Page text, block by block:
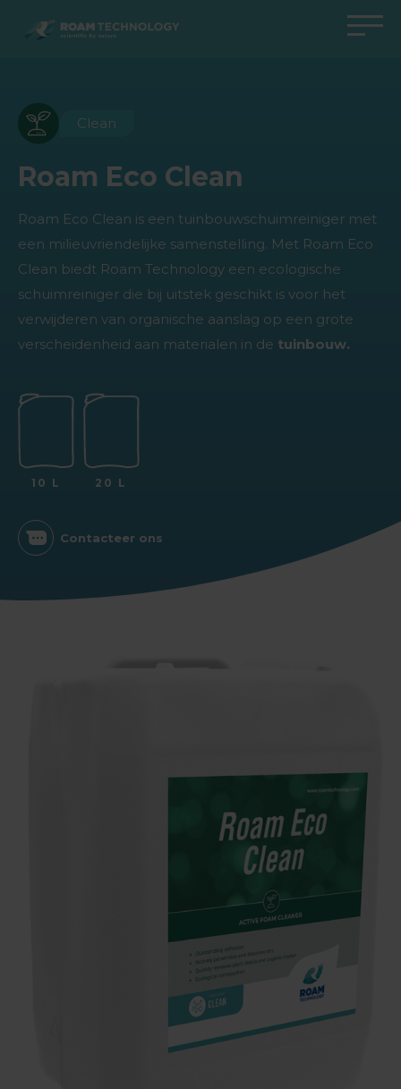
ROAM
Agro Solutions
Producten
Alle cases
Livestock Solutions
Producten
Alle cases
Industrial Applications
Producten
Alle cases
Medical Support
Producten Medical Support
All cases
Clean
Roam Eco Clean
Roam Eco Clean is een tuinbouwschuimreiniger met
een milieuvriendelijke samenstelling. Met Roam Eco
Clean biedt Roam Technology een ecologische
schuimreiniger die bij uitstek geschikt is voor het
verwijderen van organische aanslag op een grote
verscheidenheid aan materialen in de tuinbouw.
10 L 20 L
Contacteer ons